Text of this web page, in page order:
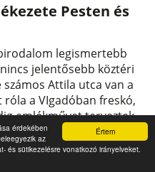
Értem
érdekében
az
és sütikezelésre vonatkozó irányelveket.
Pesten és
legismertebb
jelentősebb köztéri
Attila utca van a
a VIgadóban freskó,
emlékművet terveztek
ma záruló Attila-
kapcsolódó